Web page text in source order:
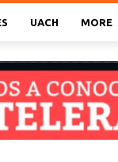
UACH MORE